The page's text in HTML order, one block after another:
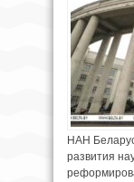
НАН
развития